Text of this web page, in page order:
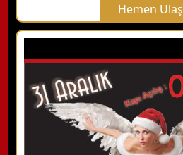
Hemen
X Kapat
WhatsApp ile Bilgi Alın
Hemen Arayın